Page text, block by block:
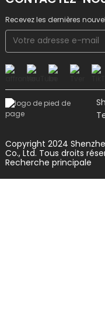
Recevez les dernières
Copyright 2024
Co., Ltd. Tous droits
Recherche principale